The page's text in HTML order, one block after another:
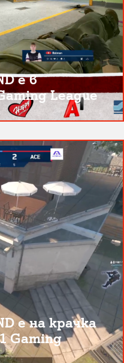
е в
League
е на крачка
Gaming